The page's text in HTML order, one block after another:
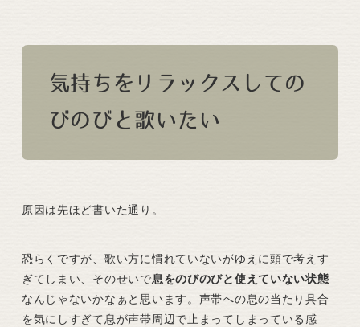
気持ちをリラックスしての
びのびと歌いたい
原因は先ほど書いた通り。
恐らくですが、歌い方に慣れていないがゆえに頭で考えす
ぎてしまい、そのせいで息をのびのびと使えていない状態
なんじゃないかなぁと思います。声帯への息の当たり具合
を気にしすぎて息が声帯周辺で止まってしまっている感